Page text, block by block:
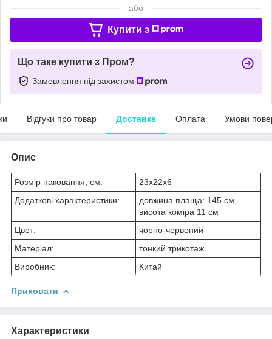
або
Купити з
Що таке купити з Пром?
Замовлення під захистом
Відгуки про товар Доставка Оплата Умови
Опис
Розмір паковання, см:
23х22х6
Додаткові характеристики:
довжина плаща: 145 см,
висота коміра 11 см
Цвет:
чорно-червоний
Матеріал:
тонкий трикотаж
Виробник:
Китай
Приховати
Характеристики